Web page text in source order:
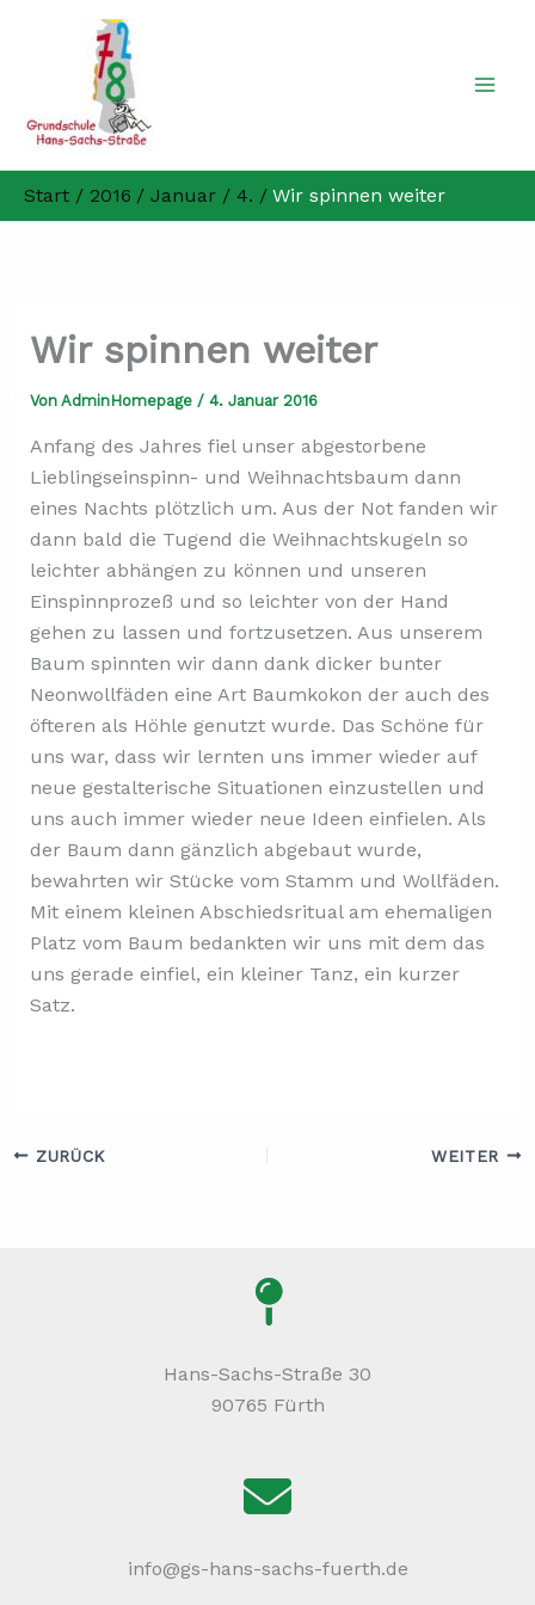
Start 2016 Januar 4. Wir spinnen weiter
Wir spinnen weiter
Von AdminHomepage / 4. Januar 2016
Anfang des Jahres fiel unser abgestorbene
Lieblingseinspinn- und Weihnachtsbaum dann
eines Nachts plötzlich um. Aus der Not fanden wir
dann bald die Tugend die Weihnachtskugeln so
leichter abhängen zu können und unseren
Einspinnprozeß und so leichter von der Hand
gehen zu lassen und fortzusetzen. Aus unserem
Baum spinnten wir dann dank dicker bunter
Neonwollfäden eine Art Baumkokon der auch des
öfteren als Höhle genutzt wurde. Das Schöne für
uns war, dass wir lernten uns immer wieder auf
neue gestalterische Situationen einzustellen und
uns auch immer wieder neue Ideen einfielen. Als
der Baum dann gänzlich abgebaut wurde,
bewahrten wir Stücke vom Stamm und Wollfäden.
Mit einem kleinen Abschiedsritual am ehemaligen
Platz vom Baum bedankten wir uns mit dem das
uns gerade einfiel, ein kleiner Tanz, ein kurzer
Satz.
ZURÜCK WEITER
Hans-Sachs-Straße 30
90765 Fürth
info@gs-hans-sachs-fuerth.de